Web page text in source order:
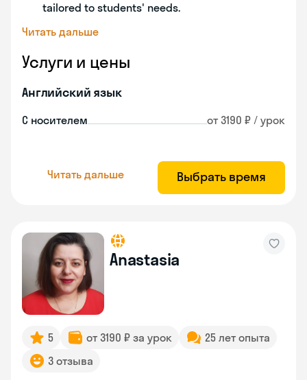
tailored to students' needs.
Читать дальше
Услуги и цены
Английский язык
С носителем от 3190 ₽ / урок
Читать дальше Выбрать время
Anastasia
5 от 3190 ₽ за урок
25 лет опыта
3 отзыва